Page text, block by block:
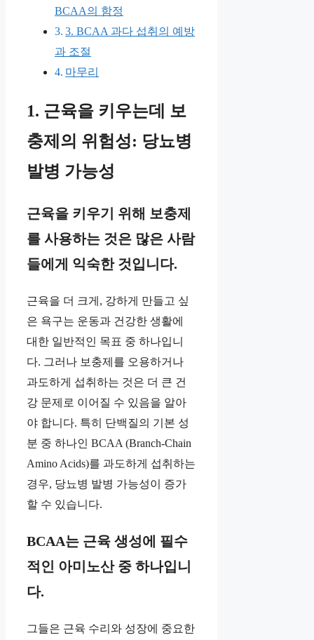
BCAA의 함정
3. BCAA 과다 섭취의 예방
과 조절
마무리
1. 근육을 키우는데 보
충제의 위험성: 당뇨병
발병 가능성
근육을 키우기 위해 보충제
를 사용하는 것은 많은 사람
들에게 익숙한 것입니다.
근육을 더 크게, 강하게 만들고 싶
은 욕구는 운동과 건강한 생활에
대한 일반적인 목표 중 하나입니
다. 그러나 보충제를 오용하거나
과도하게 섭취하는 것은 더 큰 건
강 문제로 이어질 수 있음을 알아
야 합니다. 특히 단백질의 기본 성
분 중 하나인 BCAA (Branch-Chain
Amino Acids)를 과도하게 섭취하는
경우, 당뇨병 발병 가능성이 증가
할 수 있습니다.
BCAA는 근육 생성에 필수
적인 아미노산 중 하나입니
다.
그들은 근육 수리와 성장에 중요한